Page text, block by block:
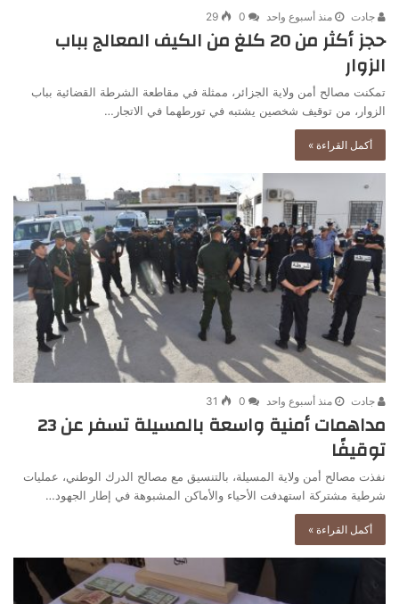
جادت منذ أسبوع واحد 0
29
حجز أكثر من 20 كلغ من الكيف المعالج بباب
الزوار
تمكنت مصالح أمن ولاية الجزائر، ممثلة في مقاطعة الشرطة القضائية بباب
الزوار، من توقيف شخصين يشتبه في تورطهما في الاتجار…
أكمل القراءة »
جادت منذ أسبوع واحد 0
31
مداهمات أمنية واسعة بالمسيلة تسفر عن 23
توقيفًا
نفذت مصالح أمن ولاية المسيلة، بالتنسيق مع مصالح الدرك الوطني، عمليات
شرطية مشتركة استهدفت الأحياء والأماكن المشبوهة في إطار الجهود…
أكمل القراءة »